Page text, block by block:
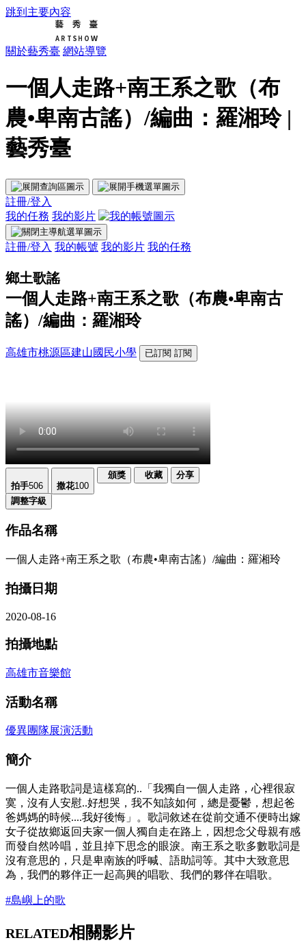
跳到主要內容
關於藝秀臺 網站導覽
一個人走路+南王系之歌（布
農•卑南古謠）/編曲：羅湘玲 |
藝秀臺
註冊/登入
我的任務 我的影片
註冊/登入 我的帳號 我的影片 我的任務
鄉土歌謠
一個人走路+南王系之歌（布農•卑南古
謠）/編曲：羅湘玲
高雄市桃源區建山國民小學 已訂閱 訂閱
拍手506 撒花100
頒獎 收藏 分享
調整字級
作品名稱
一個人走路+南王系之歌（布農•卑南古謠）/編曲：羅湘玲
拍攝日期
2020-08-16
拍攝地點
高雄市音樂館
活動名稱
優異團隊展演活動
簡介
一個人走路歌詞是這樣寫的..「我獨自一個人走路，心裡很寂
寞，沒有人安慰..好想哭，我不知該如何，總是憂鬱，想起爸
爸媽媽的時候....我好後悔」。歌詞敘述在從前交通不便時出嫁
女子從故鄉返回夫家一個人獨自走在路上，因想念父母親有感
而發自然吟唱，並且掉下思念的眼淚。南王系之歌多數歌詞是
沒有意思的，只是卑南族的呼喊、語助詞等。其中大致意思
為，我們的夥伴正一起高興的唱歌、我們的夥伴在唱歌。
#島嶼上的歌
RELATED相關影片